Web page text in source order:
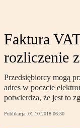
Faktura
rozliczenie
Przedsiębiorcy mogą
adres w poczcie
potwierdza, że jest to
Publikacja: 01.10.2018 06:30